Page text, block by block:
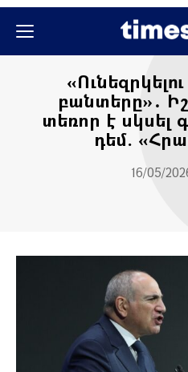
բանտերը»․
տեռոր է սկսել
դեմ.
16/05/